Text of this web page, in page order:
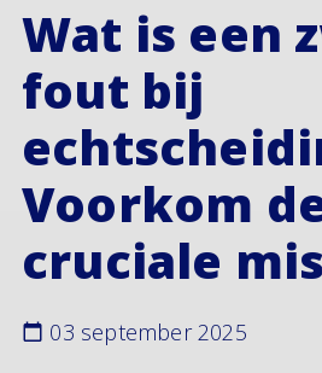
Wat is een
fout bij
Voorkom
cruciale
03 september 2025